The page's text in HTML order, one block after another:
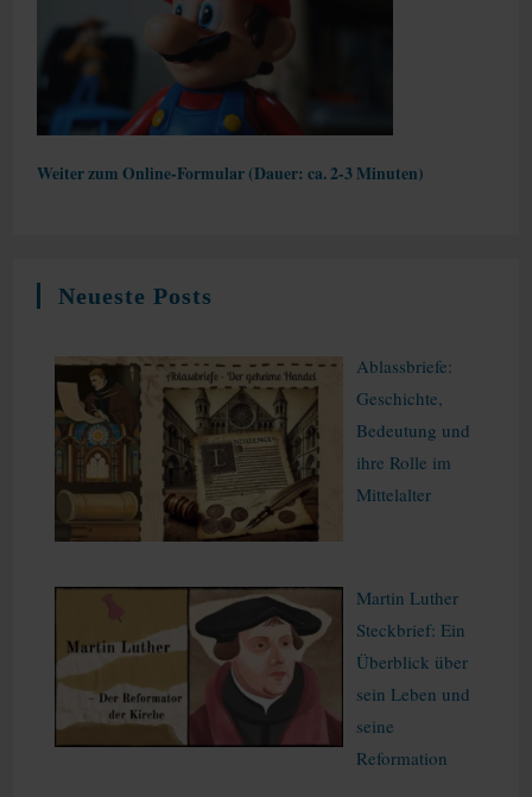
Weiter zum Online-Formular (Dauer: ca. 2-3 Minuten)
Neueste Posts
Ablassbriefe:
Geschichte,
Bedeutung und
ihre Rolle im
Mittelalter
Martin Luther
Steckbrief: Ein
Überblick über
sein Leben und
seine
Reformation